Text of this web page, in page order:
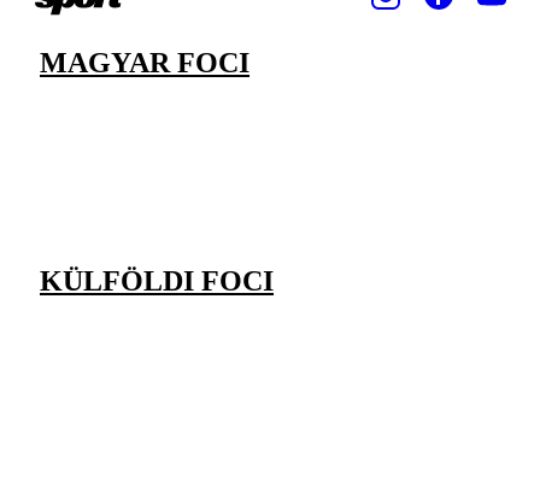
MAGYAR FOCI
KÜLFÖLDI FOCI